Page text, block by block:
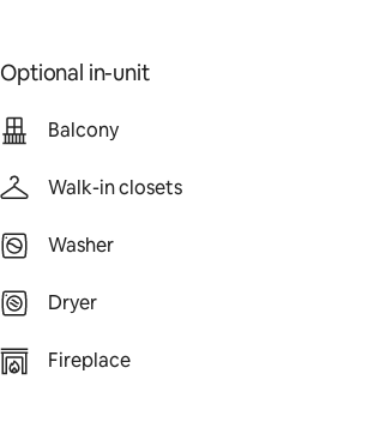
Optional in-unit
Balcony
Walk-in closets
Washer
Dryer
Fireplace